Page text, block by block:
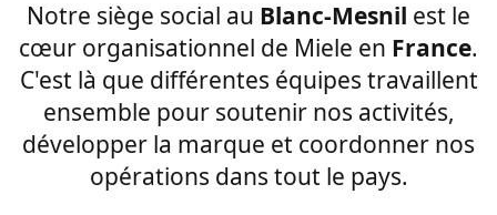
Notre siège social au Blanc-Mesnil est le
cœur organisationnel de Miele en France.
C'est là que différentes équipes travaillent
ensemble pour soutenir nos activités,
développer la marque et coordonner nos
opérations dans tout le pays.